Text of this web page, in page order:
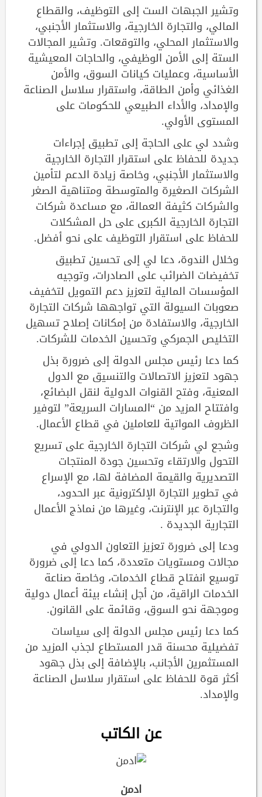
وتشير الجبهات الست إلى التوظيف، والقطاع
المالي، والتجارة الخارجية، والاستثمار الأجنبي،
والاستثمار المحلي، والتوقعات. وتشير المجالات
الستة إلى الأمن الوظيفي، والحاجات المعيشية
الأساسية، وعمليات كيانات السوق، والأمن
الغذائي وأمن الطاقة، واستقرار سلاسل الصناعة
والإمداد، والأداء الطبيعي للحكومات على
المستوى الأولي.
وشدد لي على الحاجة إلى تطبيق إجراءات
جديدة للحفاظ على استقرار التجارة الخارجية
والاستثمار الأجنبي، وخاصة زيادة الدعم لتأمين
الشركات الصغيرة والمتوسطة ومتناهية الصغر
والشركات كثيفة العمالة، مع مساعدة شركات
التجارة الخارجية الكبرى على حل المشكلات
للحفاظ على استقرار التوظيف على نحو أفضل.
وخلال الندوة، دعا لي إلى تحسين تطبيق
تخفيضات الضرائب على الصادرات، وتوجيه
المؤسسات المالية لتعزيز دعم التمويل لتخفيف
صعوبات السيولة التي تواجهها شركات التجارة
الخارجية، والاستفادة من إمكانات إصلاح تسهيل
التخليص الجمركي وتحسين الخدمات للشركات.
كما دعا رئيس مجلس الدولة إلى ضرورة بذل
جهود لتعزيز الاتصالات والتنسيق مع الدول
المعنية، وفتح القنوات الدولية لنقل البضائع،
وافتتاح المزيد من “المسارات السريعة” لتوفير
الظروف المواتية للعاملين في قطاع الأعمال.
وشجع لي شركات التجارة الخارجية على تسريع
التحول والارتقاء وتحسين جودة المنتجات
التصديرية والقيمة المضافة لها، مع الإسراع
في تطوير التجارة الإلكترونية عبر الحدود،
والتجارة عبر الإنترنت، وغيرها من نماذج الأعمال
التجارية الجديدة .
ودعا إلى ضرورة تعزيز التعاون الدولي في
مجالات ومستويات متعددة، كما دعا إلى ضرورة
توسيع انفتاح قطاع الخدمات، وخاصة صناعة
الخدمات الراقية، من أجل إنشاء بيئة أعمال دولية
وموجهة نحو السوق، وقائمة على القانون.
كما دعا رئيس مجلس الدولة إلى سياسات
تفضيلية محسنة قدر المستطاع لجذب المزيد من
المستثمرين الأجانب، بالإضافة إلى بذل جهود
أكثر قوة للحفاظ على استقرار سلاسل الصناعة
والإمداد.
عن الكاتب
ادمن